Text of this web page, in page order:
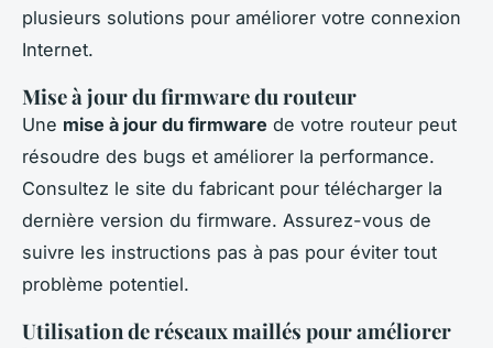
plusieurs solutions pour améliorer votre connexion
Internet.
Mise à jour du firmware du routeur
Une mise à jour du firmware de votre routeur peut
résoudre des bugs et améliorer la performance.
Consultez le site du fabricant pour télécharger la
dernière version du firmware. Assurez-vous de
suivre les instructions pas à pas pour éviter tout
problème potentiel.
Utilisation de réseaux maillés pour améliorer